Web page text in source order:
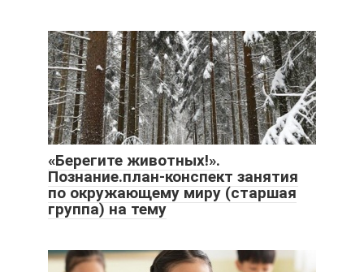
«Берегите животных!».
Познание.план-конспект занятия
по окружающему миру (старшая
группа) на тему